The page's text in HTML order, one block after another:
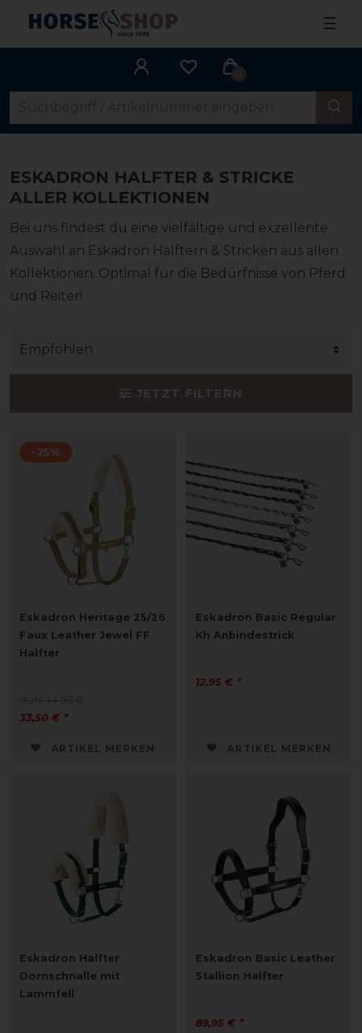
☰
0
ESKADRON HALFTER & STRICKE
ALLER KOLLEKTIONEN
Bei uns findest du eine vielfältige und exzellente
Auswahl an Eskadron Halftern & Stricken aus allen
Kollektionen. Optimal für die Bedürfnisse von Pferd
und Reiter!
JETZT FILTERN
-25%
Eskadron Heritage 25/26
Faux Leather Jewel FF
Halfter
33,50 € *
ARTIKEL MERKEN
Eskadron Basic Regular
Kh Anbindestrick
12,95 € *
ARTIKEL MERKEN
Eskadron Halfter
Dornschnalle mit
Lammfell
Eskadron Basic Leather
Stallion Halfter
89,95 € *